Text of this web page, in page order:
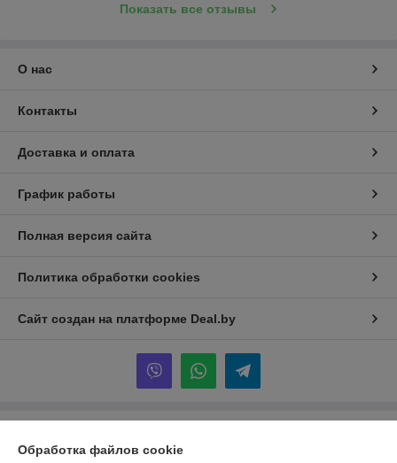
Показать все отзывы
О нас
Контакты
Доставка и оплата
График работы
Полная версия сайта
Политика обработки cookies
Сайт создан на платформе Deal.by
Обработка файлов cookie